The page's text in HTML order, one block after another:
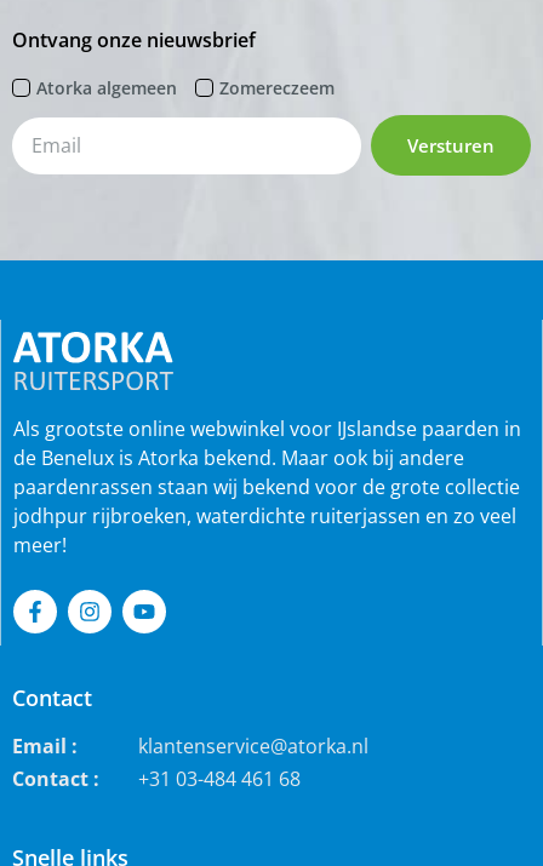
Ontvang onze nieuwsbrief
Atorka algemeen Zomereczeem
Versturen
Snelle links
Als grootste online webwinkel voor IJslandse paarden in
de Benelux is Atorka bekend. Maar ook bij andere
paardenrassen staan wij bekend voor de grote collectie
jodhpur rijbroeken, waterdichte ruiterjassen en zo veel
meer!
Contact
Email :
klantenservice@atorka.nl
Contact :
+31 03-484 461 68